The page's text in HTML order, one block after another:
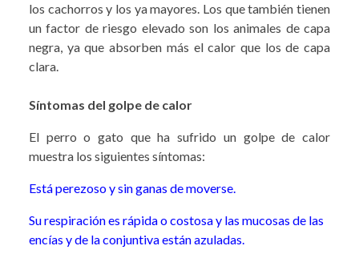
los cachorros y los ya mayores. Los que también tienen
un factor de riesgo elevado son los animales de capa
negra, ya que absorben más el calor que los de capa
clara.
Síntomas del golpe de calor
El perro o gato que ha sufrido un golpe de calor
muestra los siguientes síntomas:
Está perezoso y sin ganas de moverse.
Su respiración es rápida o costosa y las mucosas de las
encías y de la conjuntiva están azuladas.